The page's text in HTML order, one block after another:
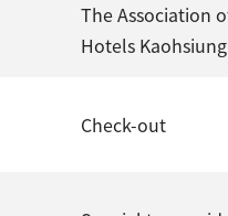
The Association
Hotels Kaohsiung
Check-out